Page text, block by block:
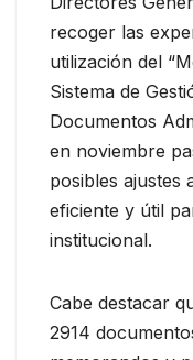
recoger las
utilización del
Sistema de
Documentos
en noviembre
posibles ajustes
eficiente y útil
institucional.
Cabe destacar
2914